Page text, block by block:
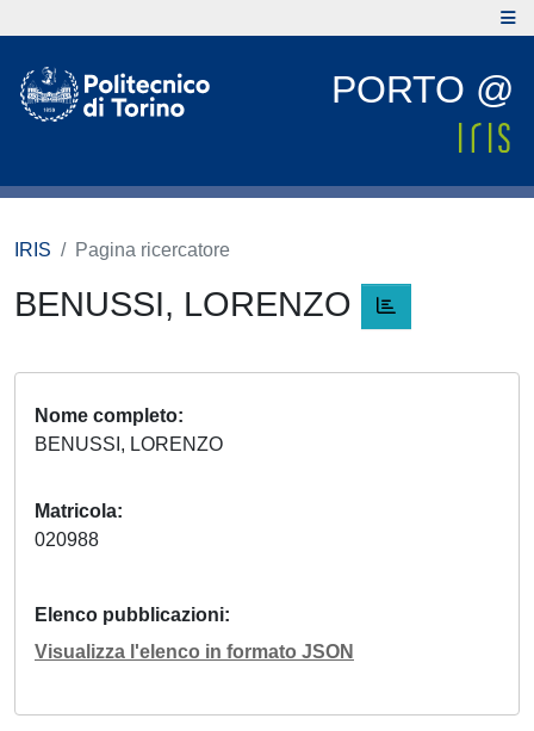
PORTO @
IRIS Pagina ricercatore
BENUSSI, LORENZO
Nome completo
BENUSSI, LORENZO
Matricola
020988
Elenco pubblicazioni
Visualizza l'elenco in formato JSON